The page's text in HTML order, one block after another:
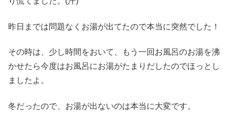
昨日までは問題なくお湯が出てたので本当に突然でした！
その時は、少し時間をおいて、もう一回お風呂のお湯を沸
かせたら今度はお風呂にお湯がたまりだしたのでほっとし
ましたよ。
冬だったので、お湯が出ないのは本当に大変です。